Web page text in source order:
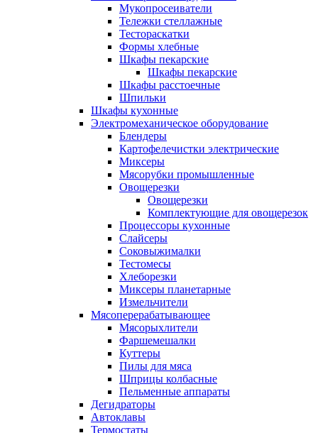
Мукопросеиватели
Тележки стеллажные
Тестораскатки
Формы хлебные
Шкафы пекарские
Шкафы пекарские
Шкафы расстоечные
Шпильки
Шкафы кухонные
Электромеханическое оборудование
Блендеры
Картофелечистки электрические
Миксеры
Мясорубки промышленные
Овощерезки
Овощерезки
Комплектующие для овощерезок
Процессоры кухонные
Слайсеры
Соковыжималки
Тестомесы
Хлеборезки
Миксеры планетарные
Измельчители
Мясоперерабатывающее
Мясорыхлители
Фаршемешалки
Куттеры
Пилы для мяса
Шприцы колбасные
Пельменные аппараты
Дегидраторы
Автоклавы
Термостаты